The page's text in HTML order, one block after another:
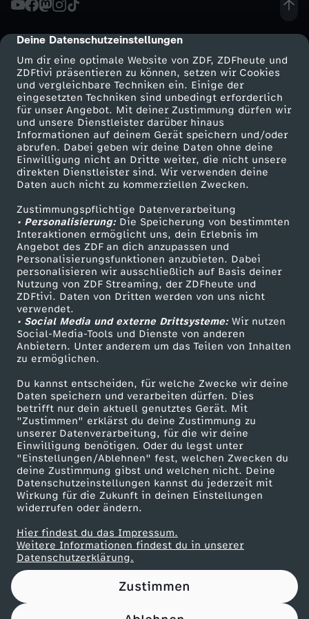
cmp-dialog-description
Deine Datenschutzeinstellungen
Um dir eine optimale Website von ZDF, ZDFheute und
ZDFtivi präsentieren zu können, setzen wir Cookies
und vergleichbare Techniken ein. Einige der
eingesetzten Techniken sind unbedingt erforderlich
für unser Angebot. Mit deiner Zustimmung dürfen wir
und unsere Dienstleister darüber hinaus
Informationen auf deinem Gerät speichern und/oder
abrufen. Dabei geben wir deine Daten ohne deine
Einwilligung nicht an Dritte weiter, die nicht unsere
direkten Dienstleister sind. Wir verwenden deine
Daten auch nicht zu kommerziellen Zwecken.
Zustimmungspflichtige Datenverarbeitung
• Personalisierung:Die Speicherung von bestimmten
Interaktionen ermöglicht uns, dein Erlebnis im
Angebot des ZDF an dich anzupassen und
Personalisierungsfunktionen anzubieten. Dabei
personalisieren wir ausschließlich auf Basis deiner
Nutzung von ZDF Streaming, der ZDFheute und
ZDFtivi. Daten von Dritten werden von uns nicht
verwendet.
• Social Media und externe Drittsysteme:Wir nutzen
Social-Media-Tools und Dienste von anderen
Anbietern. Unter anderem um das Teilen von Inhalten
zu ermöglichen.
Du kannst entscheiden, für welche Zwecke wir deine
Daten speichern und verarbeiten dürfen. Dies
betrifft nur dein aktuell genutztes Gerät. Mit
"Zustimmen" erklärst du deine Zustimmung zu
unserer Datenverarbeitung, für die wir deine
Einwilligung benötigen. Oder du legst unter
"Einstellungen/Ablehnen" fest, welchen Zwecken du
deine Zustimmung gibst und welchen nicht. Deine
Datenschutzeinstellungen kannst du jederzeit mit
Wirkung für die Zukunft in deinen Einstellungen
widerrufen oder ändern.
Hier findest du das Impressum.
Weitere Informationen findest du in unserer
Datenschutzerklärung.
Zustimmen
a
g
e
n
w
ü
r
d
e
n
-
1
.
F
C
K
ö
Mehr ZDF
ZDF-Apps
Smart TV
ZDFtext
Livestreams
Sendungen A-Z
TV-Programm
Service
ZDFmitreden
Kontakt zum ZDF
Tickets
Zuschauerservice
Hilfe
ZDF Unternehmen
Karriere
ZDF goes Schule
Werbefernsehen
Mainzelmännchen
Partner